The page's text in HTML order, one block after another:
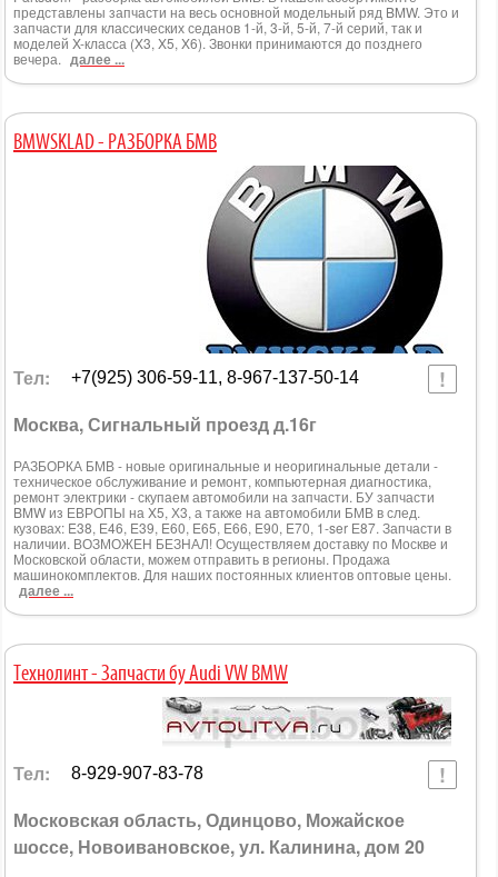
представлены запчасти на весь основной модельный ряд BMW. Это и
запчасти для классических седанов 1-й, 3-й, 5-й, 7-й серий, так и
моделей X-класса (X3, X5, X6). Звонки принимаются до позднего
вечера. далее ...
BMWSKLAD - РАЗБОРКА БМВ
Тел: +7(925) 306-59-11, 8-967-137-50-14
Москва, Сигнальный проезд д.16г
РАЗБОРКА БМВ - новые оригинальные и неоригинальные детали -
техническое обслуживание и ремонт, компьютерная диагностика,
ремонт электрики - скупаем автомобили на запчасти. БУ запчасти
BMW из ЕВРОПЫ на X5, Х3, а также на автомобили БМВ в след.
кузовах: E38, Е46, E39, E60, E65, E66, E90, E70, 1-ser Е87. Запчасти в
наличии. ВОЗМОЖЕН БЕЗНАЛ! Осуществляем доставку по Москве и
Московской области, можем отправить в регионы. Продажа
машинокомплектов. Для наших постоянных клиентов оптовые цены.
далее ...
Технолинт - Запчасти бу Audi VW BMW
Тел: 8-929-907-83-78
Московская область, Одинцово, Можайское
шоссе, Новоивановское, ул. Калинина, дом 20